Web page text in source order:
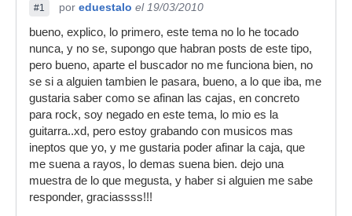
#1 por eduestalo el 19/03/2010
bueno, explico, lo primero, este tema no lo he tocado
nunca, y no se, supongo que habran posts de este tipo,
pero bueno, aparte el buscador no me funciona bien, no
se si a alguien tambien le pasara, bueno, a lo que iba, me
gustaria saber como se afinan las cajas, en concreto
para rock, soy negado en este tema, lo mio es la
guitarra..xd, pero estoy grabando con musicos mas
ineptos que yo, y me gustaria poder afinar la caja, que
me suena a rayos, lo demas suena bien. dejo una
muestra de lo que megusta, y haber si alguien me sabe
responder, graciassss!!!